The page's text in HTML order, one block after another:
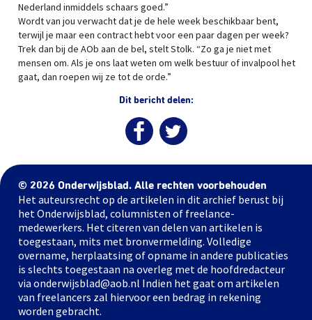
Nederland inmiddels schaars goed.”
Wordt van jou verwacht dat je de hele week beschikbaar bent,
terwijl je maar een contract hebt voor een paar dagen per week?
Trek dan bij de AOb aan de bel, stelt Stolk. “Zo ga je niet met
mensen om. Als je ons laat weten om welk bestuur of invalpool het
gaat, dan roepen wij ze tot de orde.”
Dit bericht delen:
© 2026 Onderwijsblad. Alle rechten voorbehouden
Het auteursrecht op de artikelen in dit archief berust bij
het Onderwijsblad, columnisten of freelance-
medewerkers. Het citeren van delen van artikelen is
toegestaan, mits met bronvermelding. Volledige
overname, herplaatsing of opname in andere publicaties
is slechts toegestaan na overleg met de hoofdredacteur
via onderwijsblad@aob.nl Indien het gaat om artikelen
van freelancers zal hiervoor een bedrag in rekening
worden gebracht.